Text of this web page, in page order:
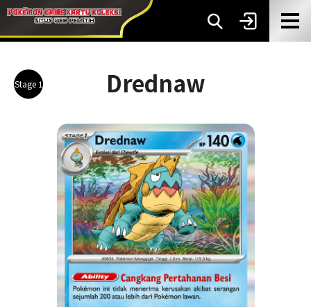
Stage 1 Drednaw